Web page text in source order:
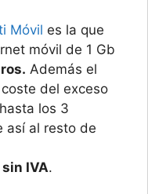
Móvil es la que
móvil de 1 Gb
Además el
del exceso
los 3
así al resto de
sin IVA.